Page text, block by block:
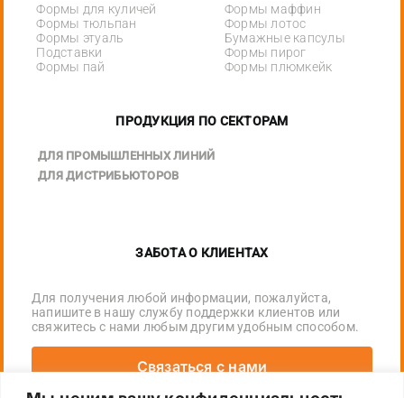
Формы для куличей
Формы маффин
Формы тюльпан
Формы лотос
Формы этуаль
Бумажные капсулы
Подставки
Формы пирог
Формы пай
Формы плюмкейк
ПРОДУКЦИЯ ПО СЕКТОРАМ
ДЛЯ ПРОМЫШЛЕННЫХ ЛИНИЙ
ДЛЯ ДИСТРИБЬЮТОРОВ
ЗАБОТА О КЛИЕНТАХ
Для получения любой информации, пожалуйста,
напишите в нашу службу поддержки клиентов или
свяжитесь с нами любым другим удобным способом.
Связаться с нами